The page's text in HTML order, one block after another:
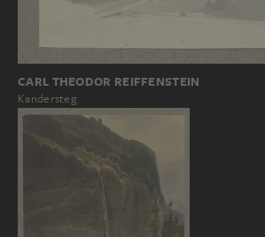
CARL THEODOR REIFFENSTEIN
Kandersteg